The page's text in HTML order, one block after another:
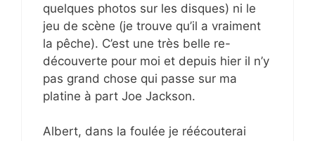
quelques photos sur les disques) ni le
jeu de scène (je trouve qu’il a vraiment
la pêche). C’est une très belle re-
découverte pour moi et depuis hier il n’y
pas grand chose qui passe sur ma
platine à part Joe Jackson.
Albert, dans la foulée je réécouterai